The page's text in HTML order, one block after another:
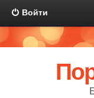
Войти